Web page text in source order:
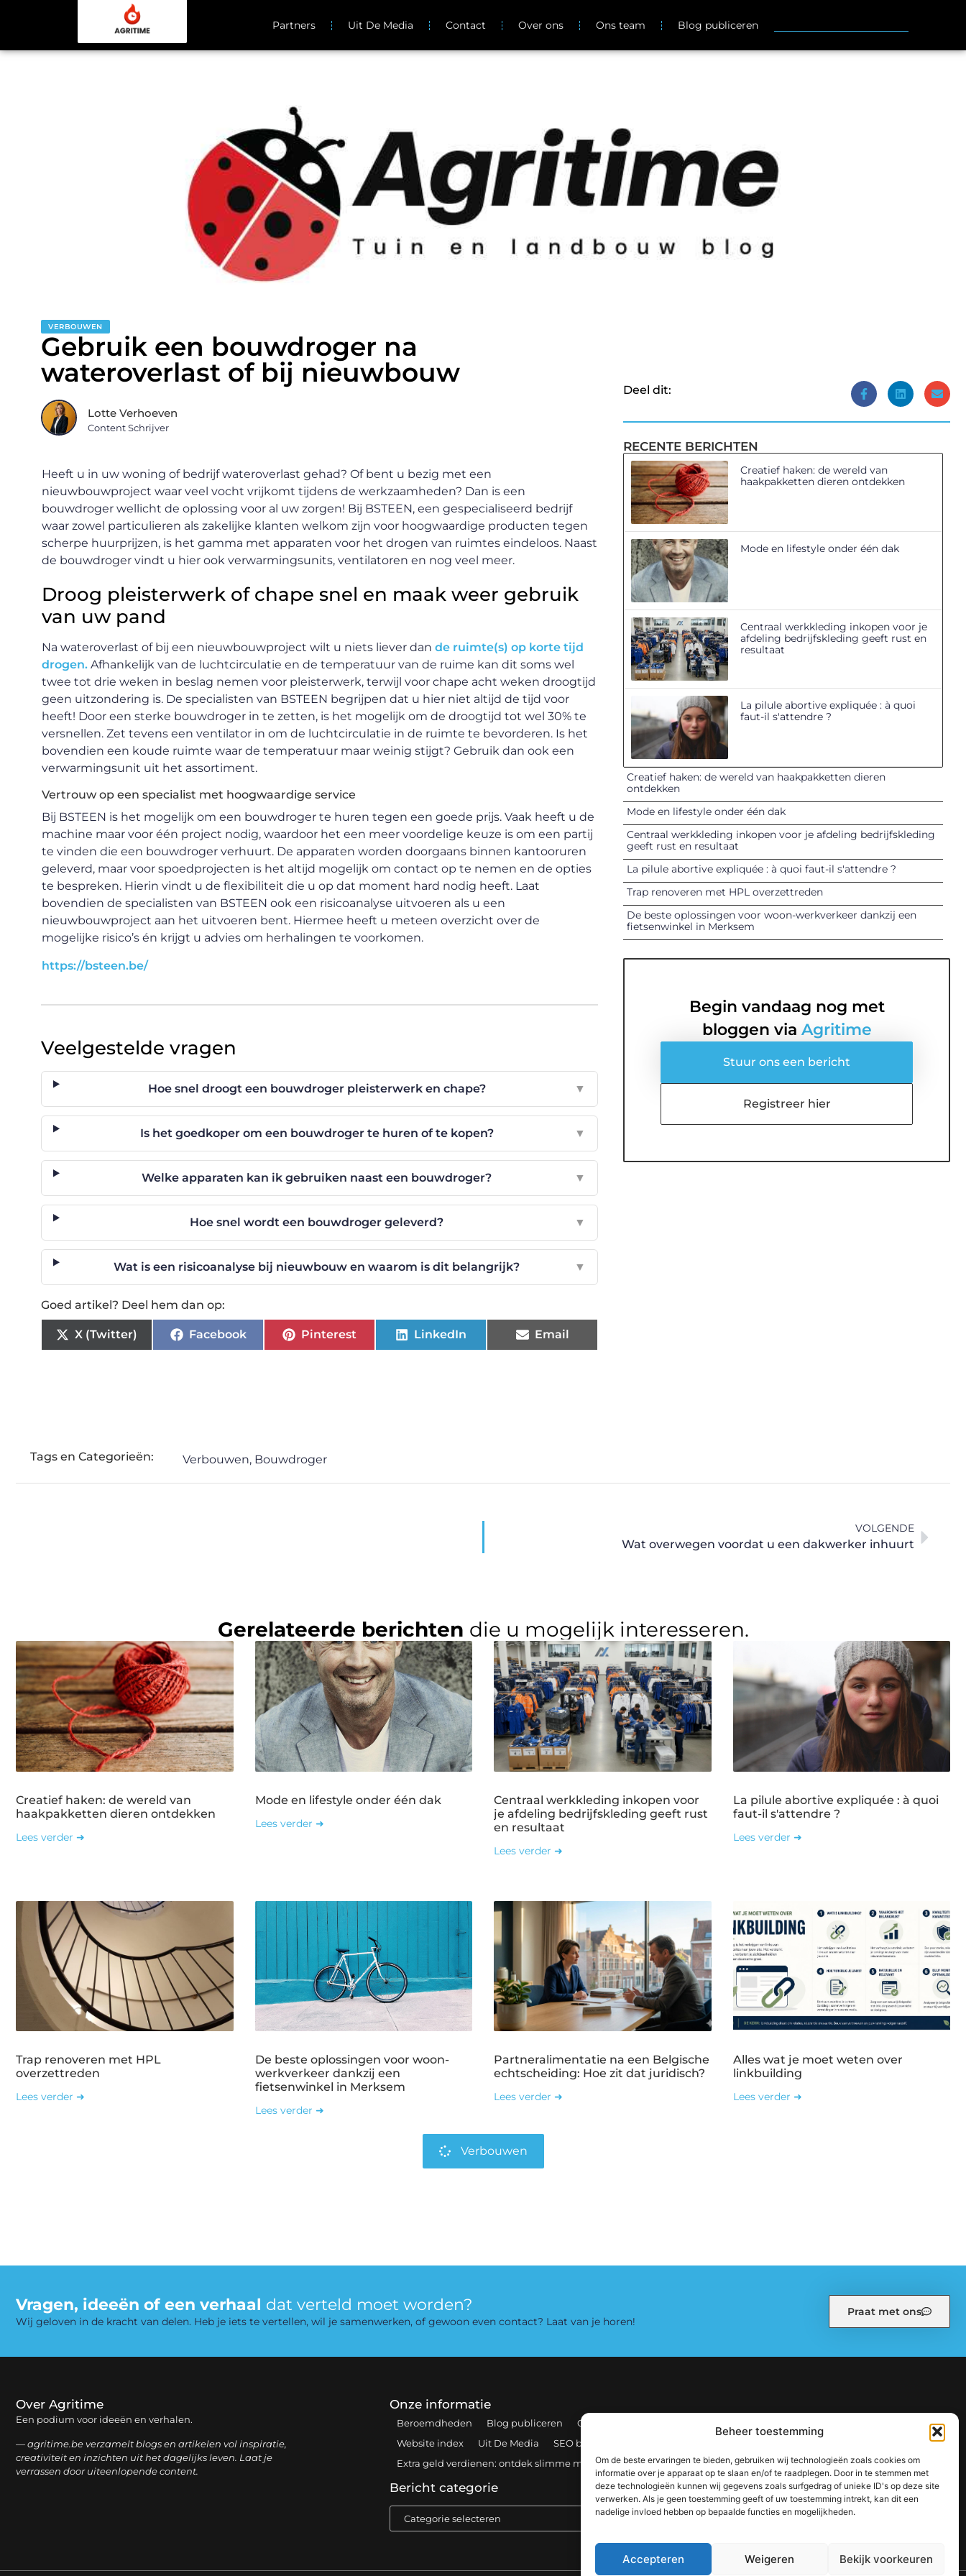
Beheer toestemming
Om de beste ervaringen te bieden, gebruiken wij technologieën zoals cookies om
informatie over je apparaat op te slaan en/of te raadplegen. Door in te stemmen met
deze technologieën kunnen wij gegevens zoals surfgedrag of unieke ID's op deze site
verwerken. Als je geen toestemming geeft of uw toestemming intrekt, kan dit een
nadelige invloed hebben op bepaalde functies en mogelijkheden.
Accepteren Weigeren Bekijk voorkeuren
Partners Uit De Media Contact Over ons Ons team Blog publiceren
TOP
VERBOUWEN
Gebruik een bouwdroger na
wateroverlast of bij nieuwbouw
Lotte Verhoeven
Content Schrijver
Heeft u in uw woning of bedrijf wateroverlast gehad? Of bent u bezig met een
nieuwbouwproject waar veel vocht vrijkomt tijdens de werkzaamheden? Dan is een
bouwdroger wellicht de oplossing voor al uw zorgen! Bij BSTEEN, een gespecialiseerd bedrijf
waar zowel particulieren als zakelijke klanten welkom zijn voor hoogwaardige producten tegen
scherpe huurprijzen, is het gamma met apparaten voor het drogen van ruimtes eindeloos. Naast
de bouwdroger vindt u hier ook verwarmingsunits, ventilatoren en nog veel meer.
Droog pleisterwerk of chape snel en maak weer gebruik
van uw pand
Na wateroverlast of bij een nieuwbouwproject wilt u niets liever dan de ruimte(s) op korte tijd
drogen. Afhankelijk van de luchtcirculatie en de temperatuur van de ruime kan dit soms wel
twee tot drie weken in beslag nemen voor pleisterwerk, terwijl voor chape acht weken droogtijd
geen uitzondering is. De specialisten van BSTEEN begrijpen dat u hier niet altijd de tijd voor
heeft! Door een sterke bouwdroger in te zetten, is het mogelijk om de droogtijd tot wel 30% te
versnellen. Zet tevens een ventilator in om de luchtcirculatie in de ruimte te bevorderen. Is het
bovendien een koude ruimte waar de temperatuur maar weinig stijgt? Gebruik dan ook een
verwarmingsunit uit het assortiment.
Vertrouw op een specialist met hoogwaardige service
Bij BSTEEN is het mogelijk om een bouwdroger te huren tegen een goede prijs. Vaak heeft u de
machine maar voor één project nodig, waardoor het een meer voordelige keuze is om een partij
te vinden die een bouwdroger verhuurt. De apparaten worden doorgaans binnen kantooruren
geleverd, maar voor spoedprojecten is het altijd mogelijk om contact op te nemen en de opties
te bespreken. Hierin vindt u de flexibiliteit die u op dat moment hard nodig heeft. Laat
bovendien de specialisten van BSTEEN ook een risicoanalyse uitvoeren als u een
nieuwbouwproject aan het uitvoeren bent. Hiermee heeft u meteen overzicht over de
mogelijke risico’s én krijgt u advies om herhalingen te voorkomen.
https://bsteen.be/
Veelgestelde vragen
Hoe snel droogt een bouwdroger pleisterwerk en chape? ▼
Is het goedkoper om een bouwdroger te huren of te kopen? ▼
Welke apparaten kan ik gebruiken naast een bouwdroger? ▼
Hoe snel wordt een bouwdroger geleverd? ▼
Wat is een risicoanalyse bij nieuwbouw en waarom is dit belangrijk? ▼
Goed artikel? Deel hem dan op:
X (Twitter) Facebook Pinterest LinkedIn Email
Deel dit:
RECENTE BERICHTEN
Creatief haken: de wereld van
haakpakketten dieren ontdekken
Mode en lifestyle onder één dak
Centraal werkkleding inkopen voor je
afdeling bedrijfskleding geeft rust en
resultaat
La pilule abortive expliquée : à quoi
faut-il s'attendre ?
Creatief haken: de wereld van haakpakketten dieren
ontdekken
Mode en lifestyle onder één dak
Centraal werkkleding inkopen voor je afdeling bedrijfskleding
geeft rust en resultaat
La pilule abortive expliquée : à quoi faut-il s'attendre ?
Trap renoveren met HPL overzettreden
De beste oplossingen voor woon-werkverkeer dankzij een
fietsenwinkel in Merksem
Begin vandaag nog met
bloggen via Agritime
Stuur ons een bericht
Registreer hier
Tags en Categorieën: Verbouwen, Bouwdroger
VOLGENDE
Wat overwegen voordat u een dakwerker inhuurt
Gerelateerde berichten die u mogelijk interesseren.
Creatief haken: de wereld van
haakpakketten dieren ontdekken
Lees verder ➜
Mode en lifestyle onder één dak
Lees verder ➜
Centraal werkkleding inkopen voor
je afdeling bedrijfskleding geeft rust
en resultaat
Lees verder ➜
La pilule abortive expliquée : à quoi
faut-il s'attendre ?
Lees verder ➜
Trap renoveren met HPL
overzettreden
Lees verder ➜
De beste oplossingen voor woon-
werkverkeer dankzij een
fietsenwinkel in Merksem
Lees verder ➜
Partneralimentatie na een Belgische
echtscheiding: Hoe zit dat juridisch?
Lees verder ➜
Alles wat je moet weten over
linkbuilding
Lees verder ➜
Verbouwen
Vragen, ideeën of een verhaal dat verteld moet worden?
Wij geloven in de kracht van delen. Heb je iets te vertellen, wil je samenwerken, of gewoon even contact? Laat van je horen!
Praat met ons
Over Agritime
Een podium voor ideeën en verhalen.
— agritime.be verzamelt blogs en artikelen vol inspiratie,
creativiteit en inzichten uit het dagelijks leven. Laat je
verrassen door uiteenlopende content.
Onze informatie
Beroemdheden Blog publiceren Contact
Website index
Uit De Media
SEO backlinks kopen: zo bouw je stap voor stap aan een sterke online autoriteit
Extra geld verdienen: ontdek slimme manieren om jouw inkomen te vergroten
Bericht categorie